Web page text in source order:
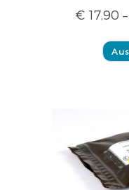
€ 17,90 –